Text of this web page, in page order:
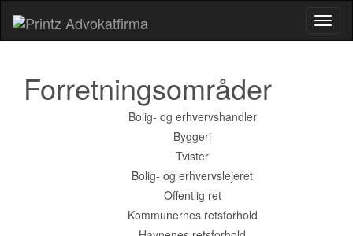
Forretningsområder
Bolig- og erhvervshandler
Byggeri
Tvister
Bolig- og erhvervslejeret
Offentlig ret
Kommunernes retsforhold